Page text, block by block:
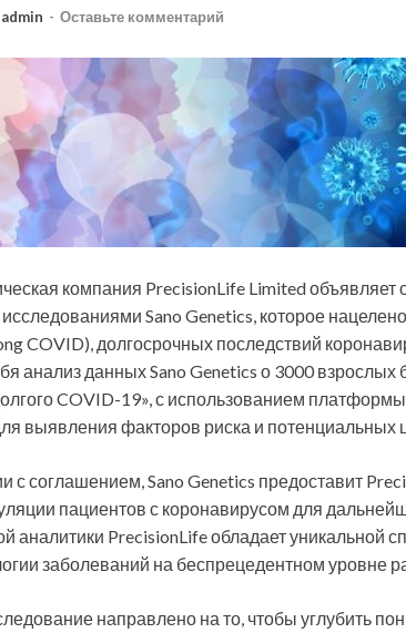
admin - Оставьте комментарий
компания PrecisionLife Limited
исследованиями Sano Genetics, которое
COVID), долгосрочных последствий
анализ данных Sano Genetics о 3000
COVID-19», с использованием
выявления факторов риска и потенциальных
с соглашением, Sano Genetics предоставит
пациентов с коронавирусом для
аналитики PrecisionLife обладает уникальной
заболеваний на беспрецедентном уровне
направлено на то, чтобы углубить